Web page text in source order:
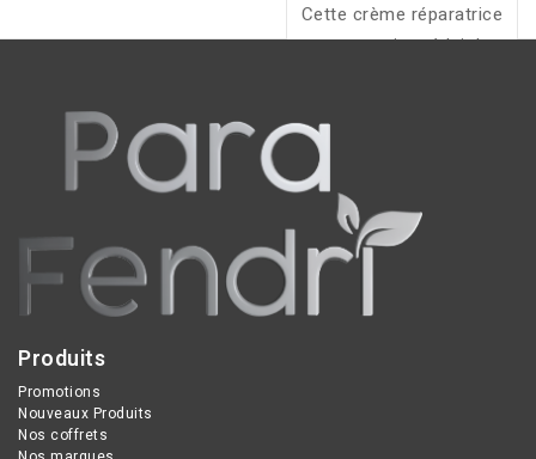
Cette crème réparatrice
et protectrice réduit les
réparation et protège les
exposées aux UV
quotidiens.
Produits
Promotions
Nouveaux Produits
Nos coffrets